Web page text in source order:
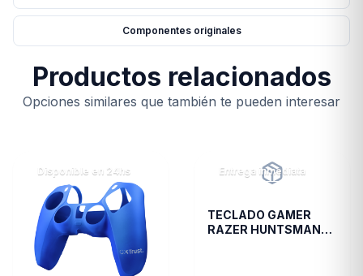
Componentes originales
Productos relacionados
Opciones similares que también te pueden interesar
Disponible en 24hs Entrega inmediata
TECLADO GAMER
RAZER HUNTSMAN